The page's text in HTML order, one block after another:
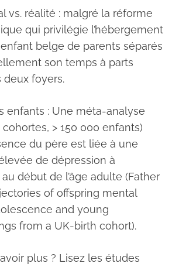
vs. réalité : malgré la réforme
qui privilégie l’hébergement
belge de parents séparés
son temps à parts
deux foyers.
enfants : Une méta-analyse
> 150 000 enfants)
du père est liée à une
de dépression à
début de l’âge adulte (Father
of offspring mental
and young
from a UK-birth cohort).
plus ? Lisez les études